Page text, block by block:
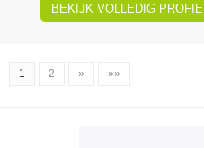
BEKIJK VOLLEDIG PROFIEL
1 2 » »»